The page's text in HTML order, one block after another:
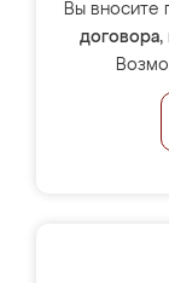
Вы вносите
договора,